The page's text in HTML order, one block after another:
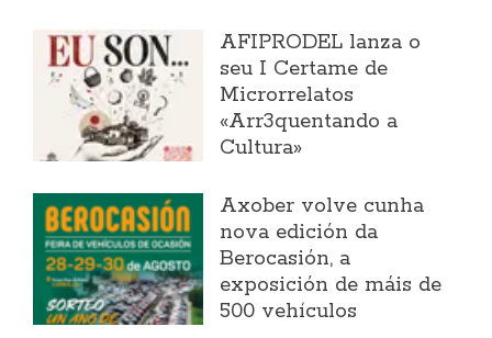
AFIPRODEL lanza o
seu I Certame de
Microrrelatos
«Arr3quentando a
Cultura»
Axober volve cunha
nova edición da
Berocasión, a
exposición de máis de
500 vehículos